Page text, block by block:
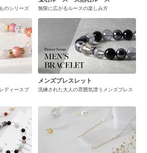
のシリーズ 無限に広がるルースの楽しみ方
ディースブ
メンズブレスレット
洗練された大人の雰囲気漂うメンズブレス